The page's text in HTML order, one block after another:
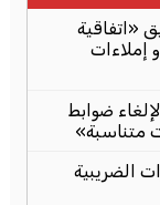
«اتفاقية
إملاءات
لإلغاء ضوابط
متناسبة»
الضريبية